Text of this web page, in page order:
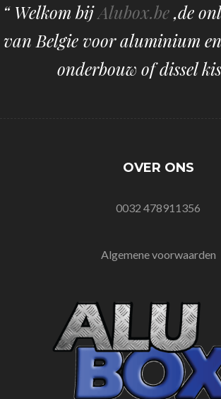
“ Welkom bijAlubox.be,de
van Belgie voor aluminium
onderbouw of dissel
OVER ONS
0032 478911356
Algemene voorwaarden